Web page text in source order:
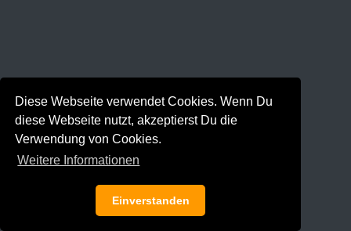
Diese Webseite verwendet Cookies. Wenn Du
diese Webseite nutzt, akzeptierst Du die
Verwendung von Cookies.
Weitere Informationen
Einverstanden